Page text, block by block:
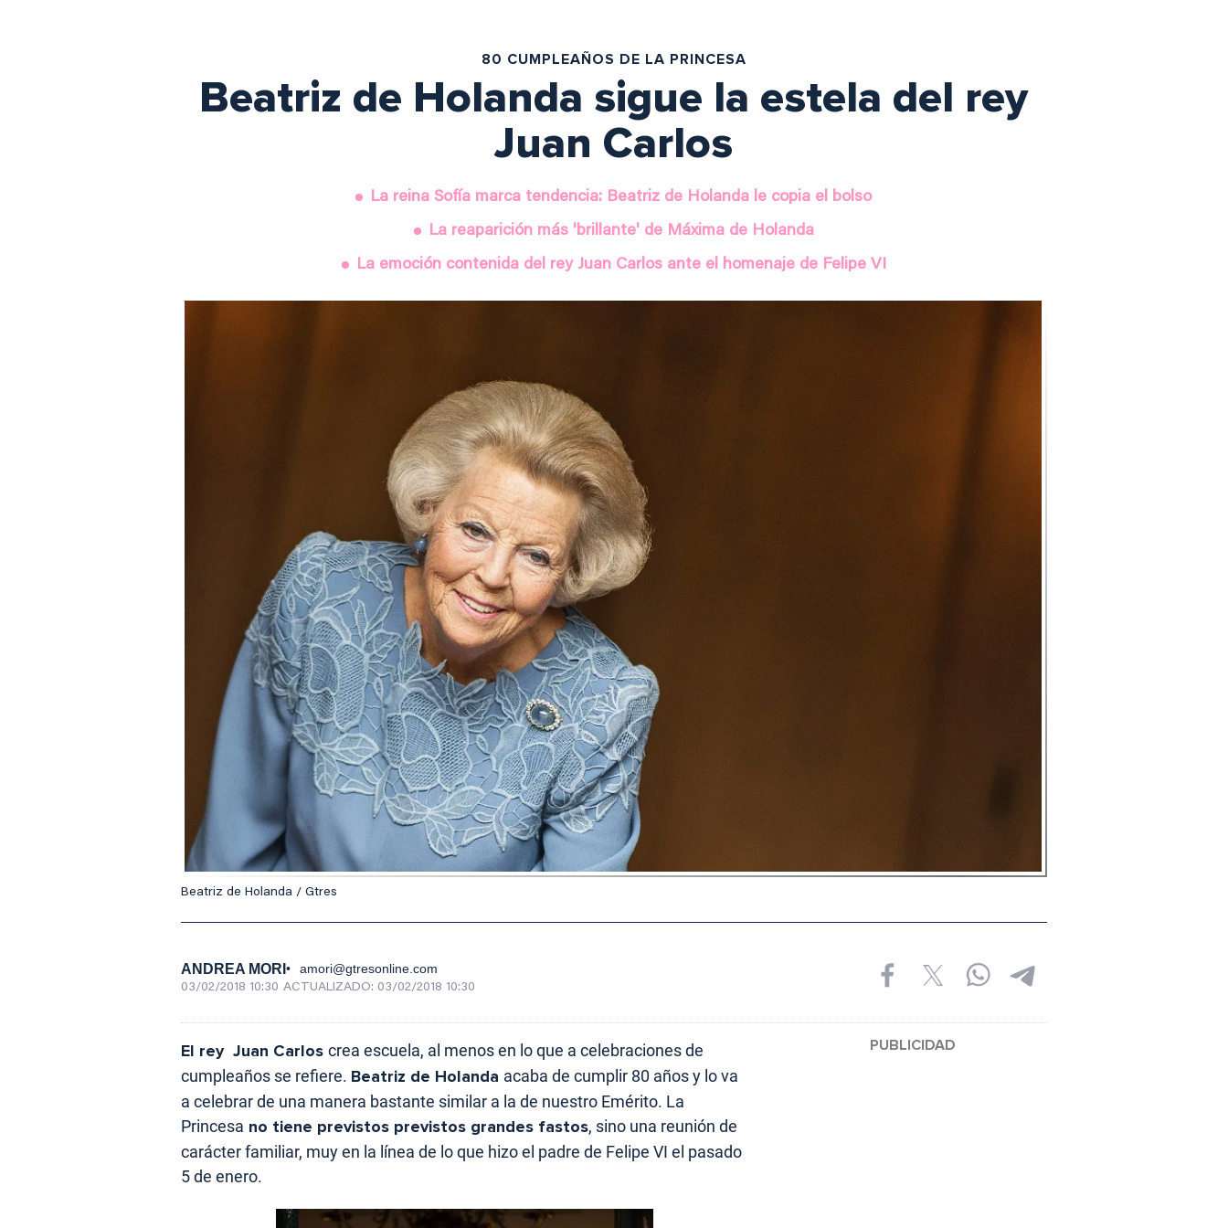
80 CUMPLEAÑOS DE LA PRINCESA
Beatriz de Holanda sigue la estela del rey
Juan Carlos
La reina Sofía marca tendencia: Beatriz de Holanda le copia el bolso
La reaparición más 'brillante' de Máxima de Holanda
La emoción contenida del rey Juan Carlos ante el homenaje de Felipe VI
Beatriz de Holanda / Gtres
ANDREA MORI amori@gtresonline.com
03/02/2018 10:30 ACTUALIZADO: 03/02/2018 10:30
El rey Juan Carlos crea escuela, al menos en lo que a celebraciones de
cumpleaños se refiere. Beatriz de Holanda acaba de cumplir 80 años y lo va
a celebrar de una manera bastante similar a la de nuestro Emérito. La
Princesa no tiene previstos previstos grandes fastos, sino una reunión de
carácter familiar, muy en la línea de lo que hizo el padre de Felipe VI el pasado
5 de enero.